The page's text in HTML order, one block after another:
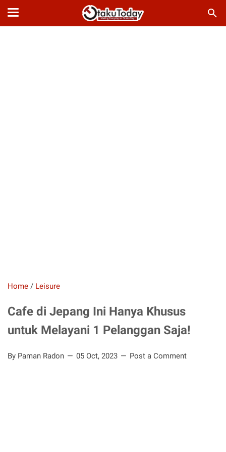
Home / Leisure
Cafe di Jepang Ini Hanya Khusus
untuk Melayani 1 Pelanggan Saja!
By Paman Radon 05 Oct, 2023 Post a Comment